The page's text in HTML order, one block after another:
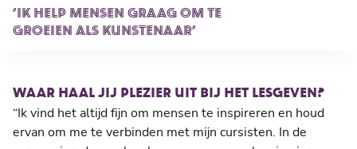
‘IK HELP MENSEN GRAAG OM TE
GROEIEN ALS KUNSTENAAR’
WAAR HAAL JIJ PLEZIER UIT BIJ HET LESGEVEN?
“Ik vind het altijd fijn om mensen te inspireren en houd
ervan om me te verbinden met mijn cursisten. In de